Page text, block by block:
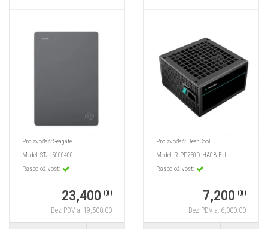
Proizvođač:Seagate
Model:STJL5000400
Raspoloživost:
23,400.00
Bez PDV-a: 19,500.00
Proizvođač: DeepCool
Model: R-PF750D-HA0B-EU
Raspoloživost:
7,200.00
Bez PDV-a: 6,000.00